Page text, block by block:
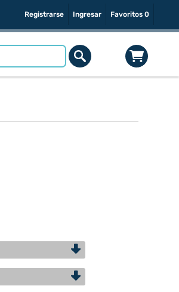
Registrarse Ingresar Favoritos 0